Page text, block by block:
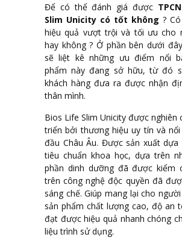
Để có thể đánh giá được
Slim Unicity có tốt không ?
hiệu quả vượt trội và tối ưu cho
hay không ? Ở phần bên dưới
sẽ liệt kê những ưu điểm nổi
phẩm này đang sở hữu, từ đó
khách hàng đưa ra được nhận
thân mình.
Bios Life Slim Unicity được nghiên
triển bởi thương hiệu uy tín và
đầu Châu Âu. Được sản xuất dựa
tiêu chuẩn khoa học, dựa trên
phần dinh dưỡng đã được kiểm
trên công nghệ độc quyền đã
sáng chế. Giúp mang lại cho
sản phẩm chất lượng cao, độ an
đạt được hiệu quả nhanh chóng
liệu trình sử dụng.